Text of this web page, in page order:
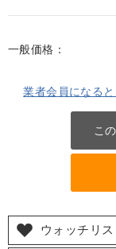
一般価格：
業者会員になる
こ
ウォッチリ